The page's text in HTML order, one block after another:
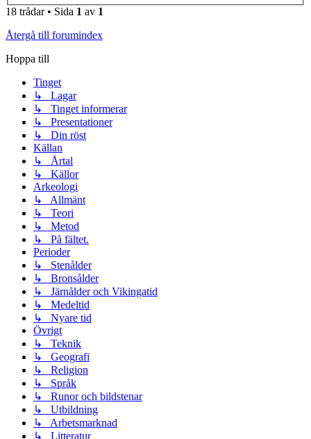
18 trådar • Sida 1 av 1
Återgå till forumindex
Hoppa till
Tinget
↳ Lagar
↳ Tinget informerar
↳ Presentationer
↳ Din röst
Källan
↳ Årtal
↳ Källor
Arkeologi
↳ Allmänt
↳ Teori
↳ Metod
↳ På fältet.
Perioder
↳ Stenålder
↳ Bronsålder
↳ Järnålder och Vikingatid
↳ Medeltid
↳ Nyare tid
Övrigt
↳ Teknik
↳ Geografi
↳ Religion
↳ Språk
↳ Runor och bildstenar
↳ Utbildning
↳ Arbetsmarknad
↳ Litteratur